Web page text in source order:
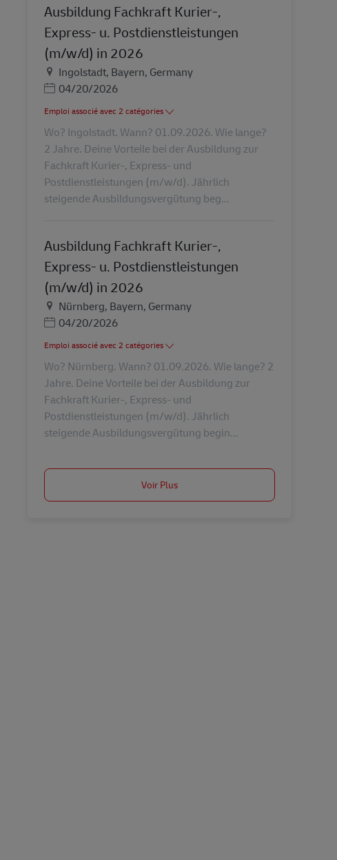
Ausbildung Fachkraft Kurier-,
Express- u. Postdienstleistungen
(m/w/d) in 2026
LieuIngolstadt, Bayern, Germany
Posted Date
04/20/2026
Emploi associé avec 2 catégories
Wo? Ingolstadt. Wann? 01.09.2026. Wie lange?
2 Jahre. Deine Vorteile bei der Ausbildung zur
Fachkraft Kurier-, Express- und
Postdienstleistungen (m/w/d). Jährlich
steigende Ausbildungsvergütung beg...
Ausbildung Fachkraft Kurier-,
Express- u. Postdienstleistungen
(m/w/d) in 2026
LieuNürnberg, Bayern, Germany
Posted Date
04/20/2026
Emploi associé avec 2 catégories
Wo? Nürnberg. Wann? 01.09.2026. Wie lange? 2
Jahre. Deine Vorteile bei der Ausbildung zur
Fachkraft Kurier-, Express- und
Postdienstleistungen (m/w/d). Jährlich
steigende Ausbildungsvergütung begin...
Voir Plus